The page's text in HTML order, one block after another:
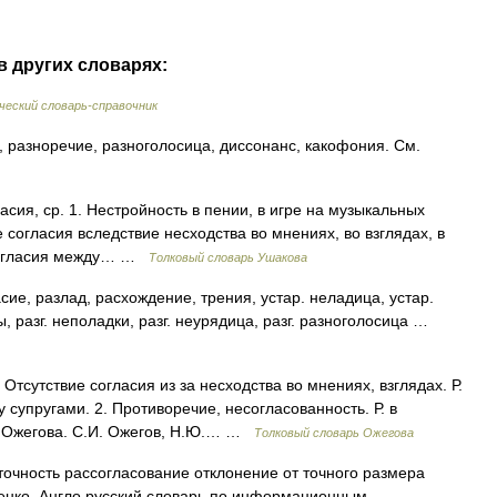
других словарях:
словарь-справочник
разноголосица, диссонанс, какофония. См.
ср. 1. Нестройность в пении, в игре на музыкальных
вследствие несходства во мнениях, во взглядах, в
между… …
Толковый словарь Ушакова
расхождение, трения, устар. неладица, устар.
разг. неполадки, разг. неурядица, разг. разноголосица …
согласия из за несходства во мнениях, взглядах. Р.
2. Противоречие, несогласованность. Р. в
Ожегова. С.И. Ожегов, Н.Ю.… …
Толковый словарь Ожегова
рассогласование отклонение от точного размера